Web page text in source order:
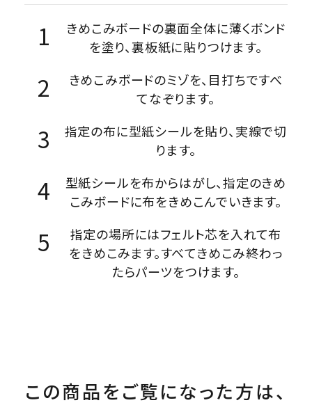
きめこみボードの裏面全体に薄くボンド
を塗り、裏板紙に貼りつけます。
きめこみボードのミゾを、目打ちですべ
てなぞります。
指定の布に型紙シールを貼り、実線で切
ります。
型紙シールを布からはがし、指定のきめ
こみボードに布をきめこんでいきます。
指定の場所にはフェルト芯を入れて布
をきめこみます。すべてきめこみ終わっ
たらパーツをつけます。
この商品をご覧になった方は、